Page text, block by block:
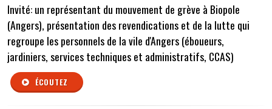
Invité: un représentant du mouvement de grève à Biopole
(Angers), présentation des revendications et de la lutte qui
regroupe les personnels de la vile d'Angers (éboueurs,
jardiniers, services techniques et administratifs, CCAS)
ÉCOUTEZ